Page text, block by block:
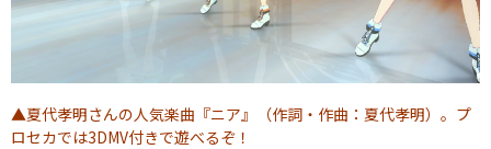
▲夏代孝明さんの人気楽曲『ニア』（作詞・作曲：夏代孝明）。プ
ロセカでは3DMV付きで遊べるぞ！